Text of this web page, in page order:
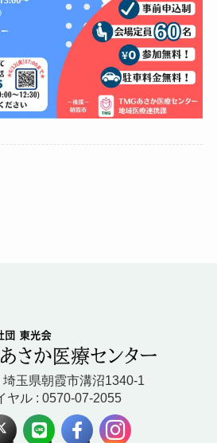
玉県朝霞市溝沼1340-1
ヤル : 0570-07-2055